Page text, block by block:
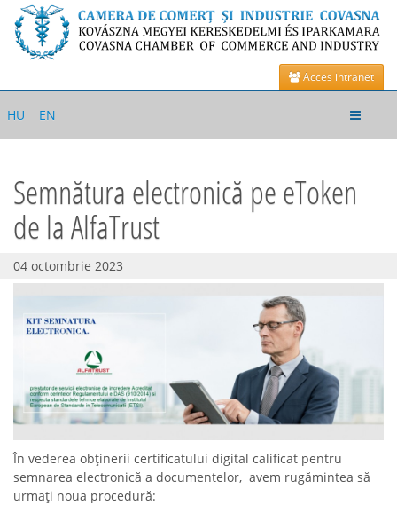
Acces intranet
HU EN
Toggle
Semnătura electronică pe eToken
de la AlfaTrust
04 octombrie 2023
În vederea obținerii certificatului digital calificat pentru
semnarea electronică a documentelor, avem rugămintea să
urmați noua procedură: